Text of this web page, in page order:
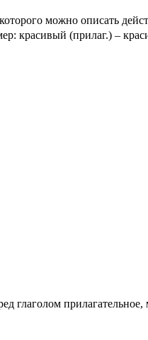
можно описать
красивый (прилаг.) –
глаголом